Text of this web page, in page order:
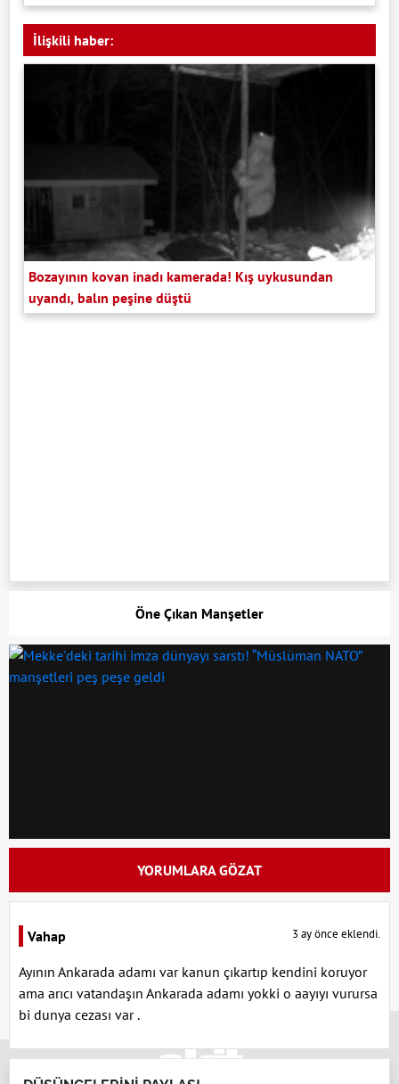
İlişkili haber:
Bozayının kovan inadı kamerada! Kış uykusundan
uyandı, balın peşine düştü
Öne Çıkan Manşetler
YORUMLARA GÖZAT
Vahap 3 ay önce eklendi.
Ayının Ankarada adamı var kanun çıkartıp kendini koruyor
ama arıcı vatandaşın Ankarada adamı yokki o aayıyı vurursa
bi dunya cezası var .